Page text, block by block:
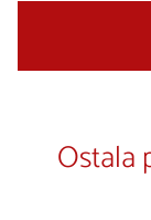
Ostala